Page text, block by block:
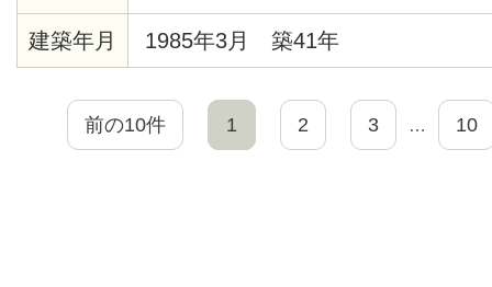
建築年月 1985年3月 築41年
前の10件 1 2 3 … 10